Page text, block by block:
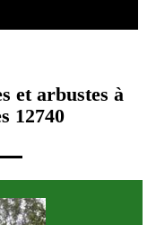
et arbustes à
12740